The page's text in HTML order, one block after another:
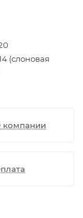
(слоновая
компании